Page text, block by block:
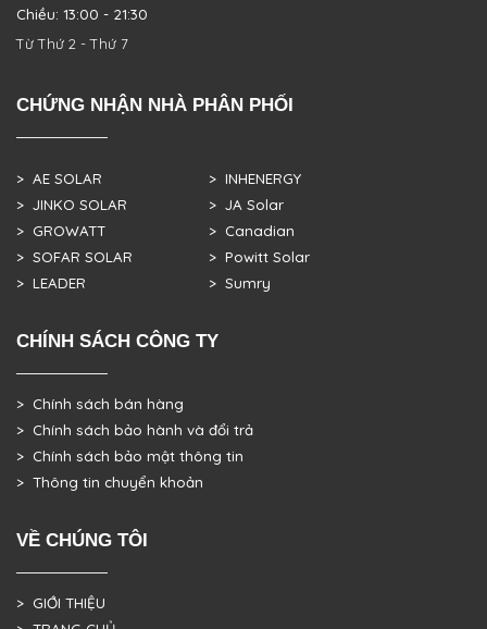
Chiều: 13:00 - 21:30
Từ Thứ 2 - Thứ 7
CHỨNG NHẬN NHÀ PHÂN PHỐI
> AE SOLAR
> JINKO SOLAR
> GROWATT
> SOFAR SOLAR
> LEADER
> INHENERGY
> JA Solar
> Canadian
> Powitt Solar
> Sumry
CHÍNH SÁCH CÔNG TY
> Chính sách bán hàng
> Chính sách bảo hành và đổi trả
> Chính sách bảo mật thông tin
> Thông tin chuyển khoản
VỀ CHÚNG TÔI
> GIỚI THIỆU